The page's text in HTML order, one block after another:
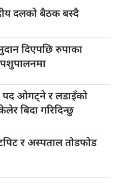
दलको बैठक बस्दै
दिएपछि रुपाका
पद ओगट्ने र लडाइँको
बिदा गरिदिन्छु
र अस्पताल तोडफोड